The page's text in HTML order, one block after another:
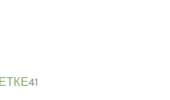
41